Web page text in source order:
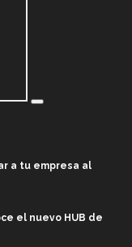
a tu empresa al
el nuevo HUB de